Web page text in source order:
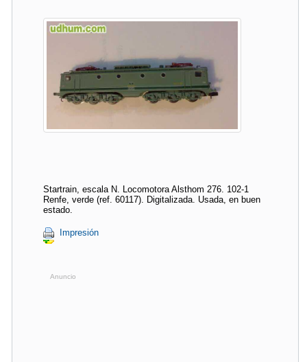
Startrain, escala N. Locomotora Alsthom 276. 102-1
Renfe, verde (ref. 60117). Digitalizada. Usada, en buen
estado.
Impresión
Anuncio